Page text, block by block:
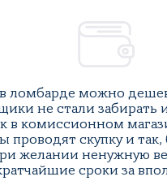
в ломбарде можно
не стали забирать
в комиссионном
проводят скупку и так,
желании ненужную
сроки за